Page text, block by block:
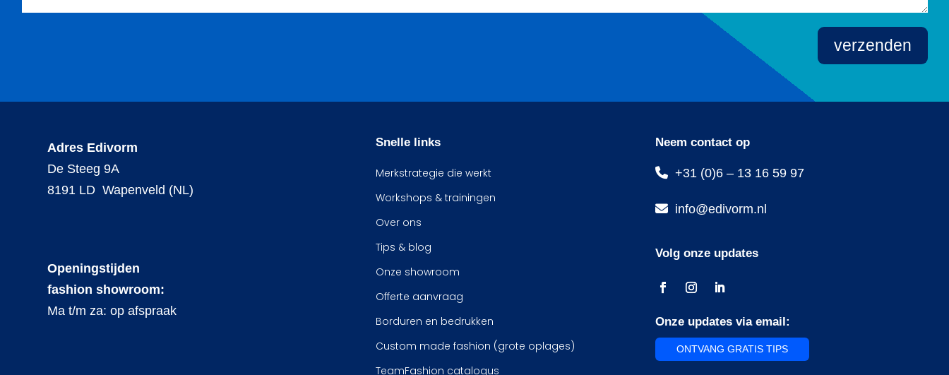
verzenden
Adres Edivorm
De Steeg 9A
8191 LD Wapenveld (NL)
Openingstijden
fashion showroom:
Ma t/m za: op afspraak
Snelle links
Merkstrategie die werkt
Workshops & trainingen
Over ons
Tips & blog
Onze showroom
Offerte aanvraag
Borduren en bedrukken
Custom made fashion (grote oplages)
TeamFashion catalogus
Neem contact op
+31 (0)6 – 13 16 59 97
info@edivorm.nl
Volg onze updates
Onze updates via email:
ONTVANG GRATIS TIPS